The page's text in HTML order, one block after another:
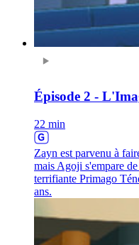
Épisode 2 -
22 min
Zayn est parvenu à
mais Agoji s'empare
terrifiante Primago
ans.